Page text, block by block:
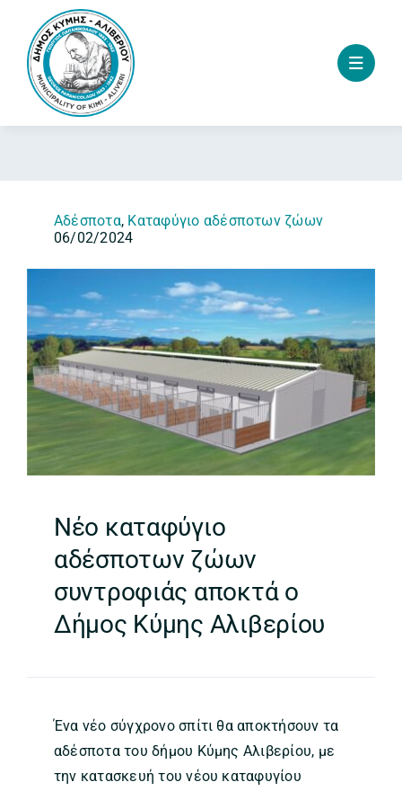
content
Αδέσποτα, Καταφύγιο αδέσποτων ζώων
06/02/2024
Νέο καταφύγιο
αδέσποτων ζώων
συντροφιάς αποκτά ο
Δήμος Κύμης Αλιβερίου
Ένα νέο σύγχρονο σπίτι θα αποκτήσουν τα
αδέσποτα του δήμου Κύμης Αλιβερίου, με
την κατασκευή του νέου καταφυγίου